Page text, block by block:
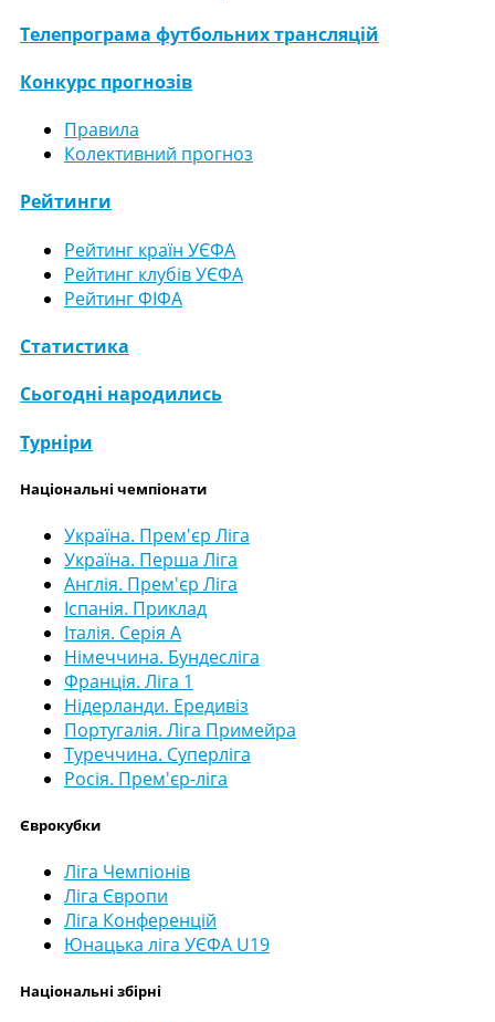
Телепрограма футбольних трансляцій
Конкурс прогнозів
Правила
Колективний прогноз
Рейтинги
Рейтинг країн УЄФА
Рейтинг клубів УЄФА
Рейтинг ФІФА
Статистика
Сьогодні народились
Турніри
Національні чемпіонати
Україна. Прем'єр Ліга
Україна. Перша Ліга
Англія. Прем'єр Ліга
Іспанія. Приклад
Італія. Серія А
Німеччина. Бундесліга
Франція. Ліга 1
Нідерланди. Ередивіз
Португалія. Ліга Примейра
Туреччина. Суперліга
Росія. Прем'єр-ліга
Єврокубки
Ліга Чемпіонів
Ліга Європи
Ліга Конференцій
Юнацька ліга УЄФА U19
Національні збірні